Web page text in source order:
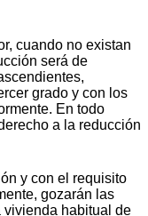
cuando no existan
será de
grado y con los
En todo
a la reducción
y con el requisito
gozarán las
habitual de